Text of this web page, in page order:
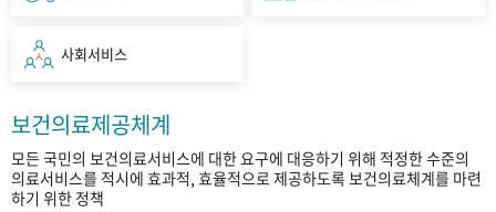
사회서비스
보건의료제공체계
모든 국민의 보건의료서비스에 대한 요구에 대응하기 위해 적정한 수준의
의료서비스를 적시에 효과적, 효율적으로 제공하도록 보건의료체계를 마련
하기 위한 정책